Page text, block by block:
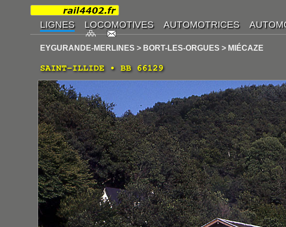
EYGURANDE-MERLINES > BORT-LES-ORGUES > MIÉCAZE
SAINT-ILLIDE • BB 66129